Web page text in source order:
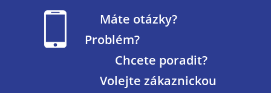
Máte otázky?
Problém?
Chcete poradit?
Volejte zákaznickou